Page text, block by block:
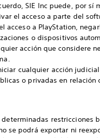
SIE Inc puede, por sí
el acceso a parte del
a PlayStation,
o dispositivos
acción que considere
cualquier acción
o privadas en
restricciones
se podrá exportar ni